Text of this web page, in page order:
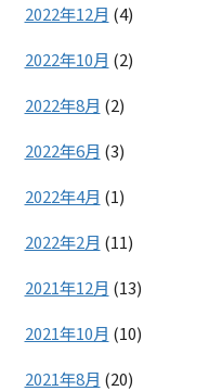
2022年12月 (4)
2022年10月 (2)
2022年8月 (2)
2022年6月 (3)
2022年4月 (1)
2022年2月 (11)
2021年12月 (13)
2021年10月 (10)
2021年8月 (20)